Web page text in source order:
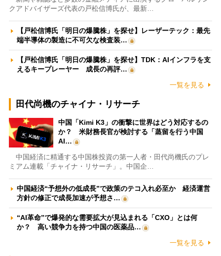
クアドバイザーズ代表の戸松信博氏が、最新…
【戸松信博氏「明日の爆騰株」を探せ】レーザーテック：最先
端半導体の製造に不可欠な検査装…
【戸松信博氏「明日の爆騰株」を探せ】TDK：AIインフラを支
えるキープレーヤー 成長の再評…
一覧を見る
田代尚機のチャイナ・リサーチ
中国「Kimi K3」の衝撃に世界はどう対応するの
か？ 米財務長官が検討する「蒸留を行う中国
AI…
中国経済に精通する中国株投資の第一人者・田代尚機氏のプレ
ミアム連載「チャイナ・リサーチ」。中国企…
中国経済“予想外の低成長”で政策のテコ入れ必至か 経済運営
方針の修正で成長加速が予想さ…
“AI革命”で爆発的な需要拡大が見込まれる「CXO」とは何
か？ 高い競争力を持つ中国の医薬品…
一覧を見る